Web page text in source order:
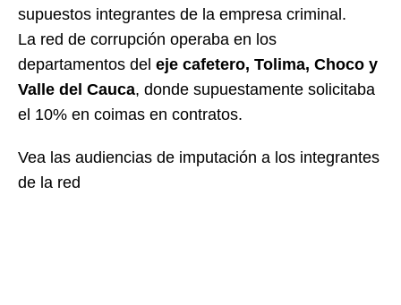
supuestos integrantes de la empresa criminal.
La red de corrupción operaba en los
departamentos del eje cafetero, Tolima, Choco y
Valle del Cauca, donde supuestamente solicitaba
el 10% en coimas en contratos.
Vea las audiencias de imputación a los integrantes
de la red